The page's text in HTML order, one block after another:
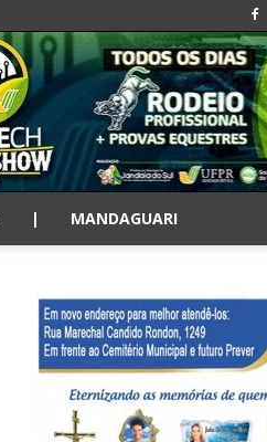
| MANDAGUARI